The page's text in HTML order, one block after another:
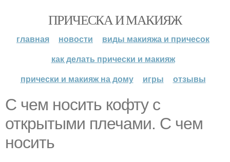
ПРИЧЕСКА И МАКИЯЖ
главная новости
виды макияжа и причесок
как делать прически и макияж
прически и макияж на дому
игры отзывы
С чем носить кофту с
открытыми плечами. С чем
носить